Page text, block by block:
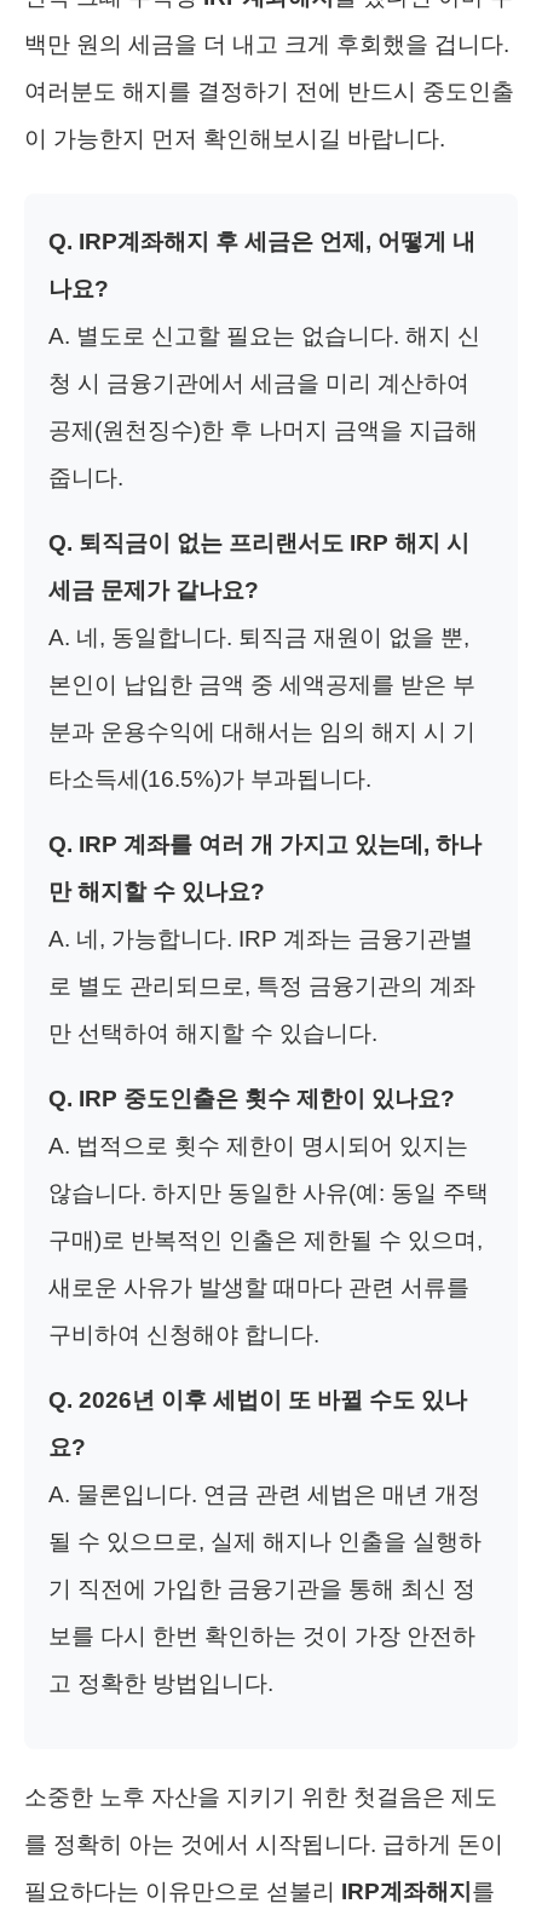
백만 원의 세금을 더 내고 크게 후회했을 겁니다.
여러분도 해지를 결정하기 전에 반드시 중도인출
이 가능한지 먼저 확인해보시길 바랍니다.
Q. IRP계좌해지 후 세금은 언제, 어떻게 내
나요?
A. 별도로 신고할 필요는 없습니다. 해지 신
청 시 금융기관에서 세금을 미리 계산하여
공제(원천징수)한 후 나머지 금액을 지급해
줍니다.
Q. 퇴직금이 없는 프리랜서도 IRP 해지 시
세금 문제가 같나요?
A. 네, 동일합니다. 퇴직금 재원이 없을 뿐,
본인이 납입한 금액 중 세액공제를 받은 부
분과 운용수익에 대해서는 임의 해지 시 기
타소득세(16.5%)가 부과됩니다.
Q. IRP 계좌를 여러 개 가지고 있는데, 하나
만 해지할 수 있나요?
A. 네, 가능합니다. IRP 계좌는 금융기관별
로 별도 관리되므로, 특정 금융기관의 계좌
만 선택하여 해지할 수 있습니다.
Q. IRP 중도인출은 횟수 제한이 있나요?
A. 법적으로 횟수 제한이 명시되어 있지는
않습니다. 하지만 동일한 사유(예: 동일 주택
구매)로 반복적인 인출은 제한될 수 있으며,
새로운 사유가 발생할 때마다 관련 서류를
구비하여 신청해야 합니다.
Q. 2026년 이후 세법이 또 바뀔 수도 있나
요?
A. 물론입니다. 연금 관련 세법은 매년 개정
될 수 있으므로, 실제 해지나 인출을 실행하
기 직전에 가입한 금융기관을 통해 최신 정
보를 다시 한번 확인하는 것이 가장 안전하
고 정확한 방법입니다.
소중한 노후 자산을 지키기 위한 첫걸음은 제도
를 정확히 아는 것에서 시작됩니다. 급하게 돈이
필요하다는 이유만으로 섣불리 IRP계좌해지 를